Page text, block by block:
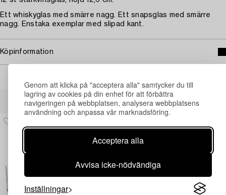
Genom att klicka på "acceptera alla" samtycker du till
lagring av cookies på din enhet för att förbättra
navigeringen på webbplatsen, analysera webbplatsens
användning och anpassa vår marknadsföring.
Acceptera alla
Avvisa icke-nödvändiga
Inställningar
Ett whiskyglas med smärre nagg. Ett snapsglas med smärre
nagg. Enstaka exemplar med slipad kant.
Köpinformation
Andra har även tittat på